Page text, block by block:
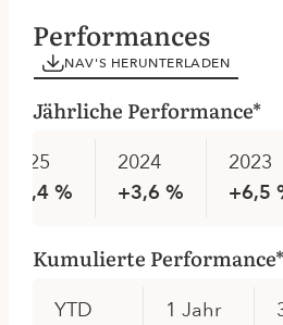
Performances
NAV'S HERUNTERLADEN
Jährliche Performance*
2023
+6,5
2024
+3,6 %
2025
+3,4 %
Kumulierte Performance*
YTD
1 Jahr